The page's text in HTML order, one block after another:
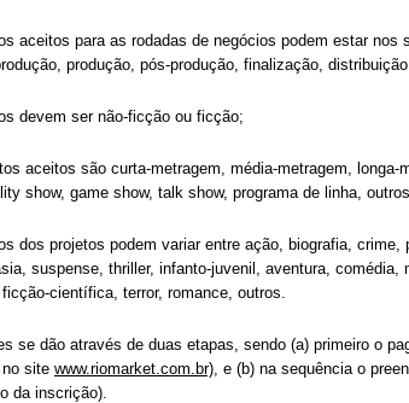
aceitos para as rodadas de negócios podem estar nos
produção, pós-produção, finalização,
devem ser não-ficção ou ficção;
aceitos são curta-metragem, média-metragem, longa-
show, game show, talk show, programa de linha,
dos projetos podem variar entre ação, biografia,
suspense, thriller, infanto-juvenil, aventura,
científica, terror, romance, outros.
se dão através de duas etapas, sendo (a) primeiro o
site www.riomarket.com.br), e (b) na sequência o
da inscrição).